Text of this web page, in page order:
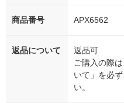
商品番号 APX6562
返品について
返品可
ご購入の際
いて」を必
い。